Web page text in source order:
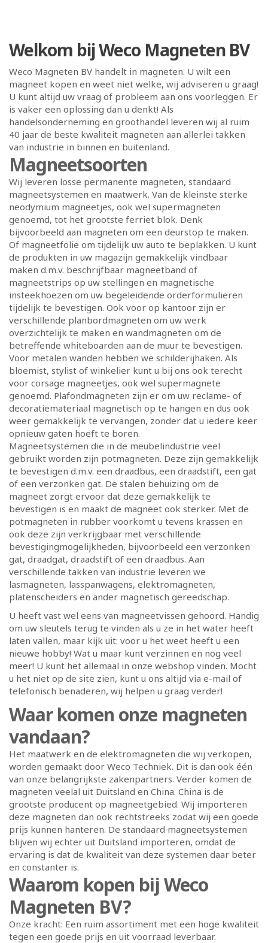
Welkom bij Weco Magneten BV
Weco Magneten BV handelt in magneten. U wilt een
magneet kopen en weet niet welke, wij adviseren u graag!
U kunt altijd uw vraag of probleem aan ons voorleggen. Er
is vaker een oplossing dan u denkt! Als
handelsonderneming en groothandel leveren wij al ruim
40 jaar de beste kwaliteit magneten aan allerlei takken
van industrie in binnen en buitenland.
Magneetsoorten
Wij leveren losse permanente magneten, standaard
magneetsystemen en maatwerk. Van de kleinste sterke
neodymium magneetjes, ook wel supermagneten
genoemd, tot het grootste ferriet blok. Denk
bijvoorbeeld aan magneten om een deurstop te maken.
Of magneetfolie om tijdelijk uw auto te beplakken. U kunt
de produkten in uw magazijn gemakkelijk vindbaar
maken d.m.v. beschrijfbaar magneetband of
magneetstrips op uw stellingen en magnetische
insteekhoezen om uw begeleidende orderformulieren
tijdelijk te bevestigen. Ook voor op kantoor zijn er
verschillende planbordmagneten om uw werk
overzichtelijk te maken en wandmagneten om de
betreffende whiteboarden aan de muur te bevestigen.
Voor metalen wanden hebben we schilderijhaken. Als
bloemist, stylist of winkelier kunt u bij ons ook terecht
voor corsage magneetjes, ook wel supermagnete
genoemd. Plafondmagneten zijn er om uw reclame- of
decoratiemateriaal magnetisch op te hangen en dus ook
weer gemakkelijk te vervangen, zonder dat u iedere keer
opnieuw gaten hoeft te boren.
Magneetsystemen die in de meubelindustrie veel
gebruikt worden zijn potmagneten. Deze zijn gemakkelijk
te bevestigen d.m.v. een draadbus, een draadstift, een gat
of een verzonken gat. De stalen behuizing om de
magneet zorgt ervoor dat deze gemakkelijk te
bevestigen is en maakt de magneet ook sterker. Met de
potmagneten in rubber voorkomt u tevens krassen en
ook deze zijn verkrijgbaar met verschillende
bevestigingmogelijkheden, bijvoorbeeld een verzonken
gat, draadgat, draadstift of een draadbus. Aan
verschillende takken van industrie leveren we
lasmagneten, lasspanwagens, elektromagneten,
platenscheiders en ander magnetisch gereedschap.
U heeft vast wel eens van magneetvissen gehoord. Handig
om uw sleutels terug te vinden als u ze in het water heeft
laten vallen, maar kijk uit: voor u het weet heeft u een
nieuwe hobby! Wat u maar kunt verzinnen en nog veel
meer! U kunt het allemaal in onze webshop vinden. Mocht
u het niet op de site zien, kunt u ons altijd via e-mail of
telefonisch benaderen, wij helpen u graag verder!
Waar komen onze magneten
vandaan?
Het maatwerk en de elektromagneten die wij verkopen,
worden gemaakt door Weco Techniek. Dit is dan ook één
van onze belangrijkste zakenpartners. Verder komen de
magneten veelal uit Duitsland en China. China is de
grootste producent op magneetgebied. Wij importeren
deze magneten dan ook rechtstreeks zodat wij een goede
prijs kunnen hanteren. De standaard magneetsystemen
blijven wij echter uit Duitsland importeren, omdat de
ervaring is dat de kwaliteit van deze systemen daar beter
en constanter is.
Waarom kopen bij Weco
Magneten BV?
Onze kracht: Een ruim assortiment met een hoge kwaliteit
tegen een goede prijs en uit voorraad leverbaar.